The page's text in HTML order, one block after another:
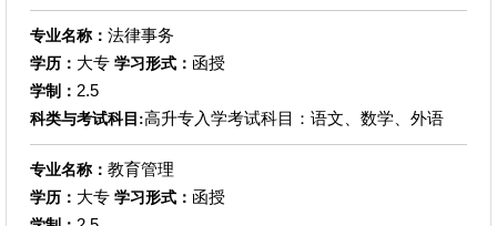
专业名称： 法律事务
学历： 大专 学习形式： 函授
学制： 2.5
科类与考试科目:高升专入学考试科目：语文、数学、外语
专业名称： 教育管理
学历： 大专 学习形式： 函授